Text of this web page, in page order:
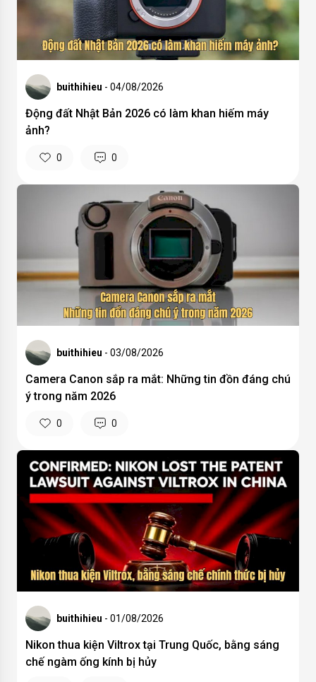
buithihieu - 04/08/2026
Động đất Nhật Bản 2026 có làm khan hiếm máy
ảnh?
0 0
buithihieu - 03/08/2026
Camera Canon sắp ra mắt: Những tin đồn đáng chú
ý trong năm 2026
0 0
buithihieu - 01/08/2026
Nikon thua kiện Viltrox tại Trung Quốc, bằng sáng
chế ngàm ống kính bị hủy